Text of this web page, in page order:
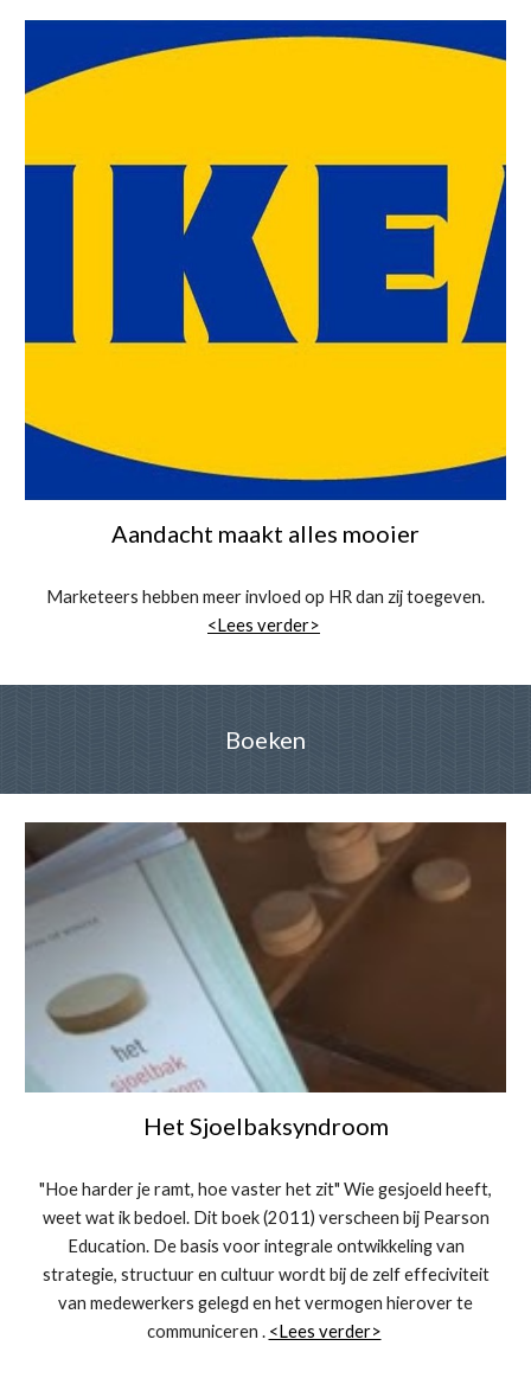
Aandacht maakt alles mooier
Marketeers hebben meer invloed op HR dan zij toegeven.
<Lees verder>
Boeken
Het Sjoelbaksyndroom
"Hoe harder je ramt, hoe vaster het zit" Wie gesjoeld heeft,
weet wat ik bedoel. Dit boek (2011) verscheen bij Pearson
Education. De basis voor integrale ontwikkeling van
strategie, structuur en cultuur wordt bij de zelf effeciviteit
van medewerkers gelegd en het vermogen hierover te
communiceren . <Lees verder>